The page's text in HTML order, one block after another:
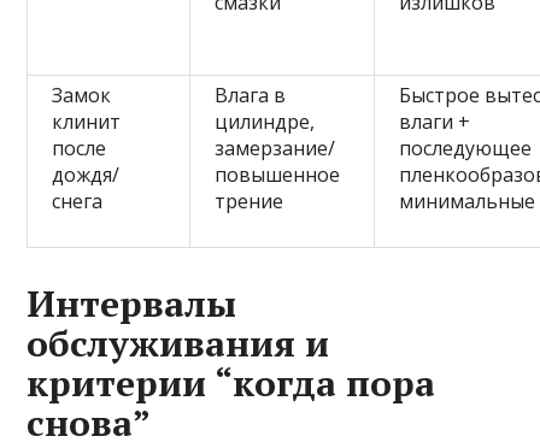
Замок
клинит
после
дождя/
снега
Влага в
цилиндре,
замерзание/
повышенное
трение
Быстрое
влаги +
последующее
минимальные
Интервалы
обслуживания и
критерии “когда пора
снова”